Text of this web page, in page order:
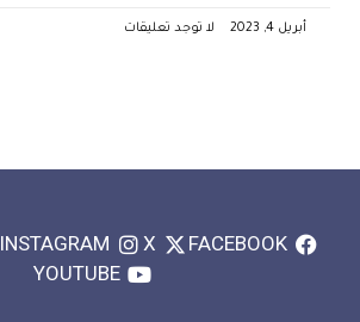
أبريل 4, 2023 لا توجد تعليقات
FACEBOOK
X
INSTAGRAM
YOUTUBE